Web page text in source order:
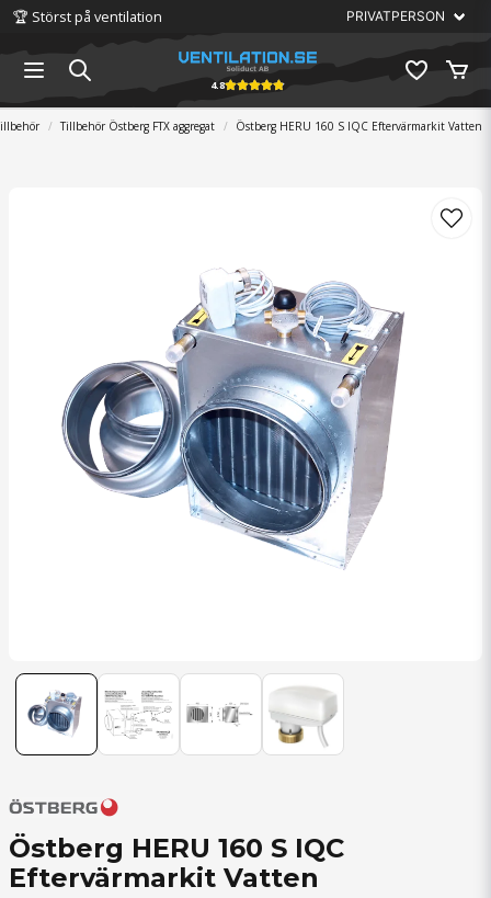
🏆 Störst på ventilation
4.8
Tillbehör Östberg FTX aggregat Östberg HERU 160 S IQC Eftervärmarkit Vatten
Östberg HERU 160 S IQC
Eftervärmarkit Vatten